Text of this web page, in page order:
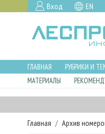
Вход EN
ГЛАВНАЯ РУБРИКИ И
МАТЕРИАЛЫ
Главная Архив